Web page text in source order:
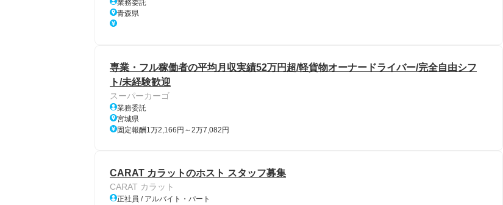
業務委託
青森県
専業・フル稼働者の平均月収実績52万円超/軽貨物オーナードライバー/完全自由シフ
ト/未経験歓迎
スーパーカーゴ
業務委託
宮城県
固定報酬1万2,166円～2万7,082円
CARAT カラットのホスト スタッフ募集
CARAT カラット
正社員 / アルバイト・パート